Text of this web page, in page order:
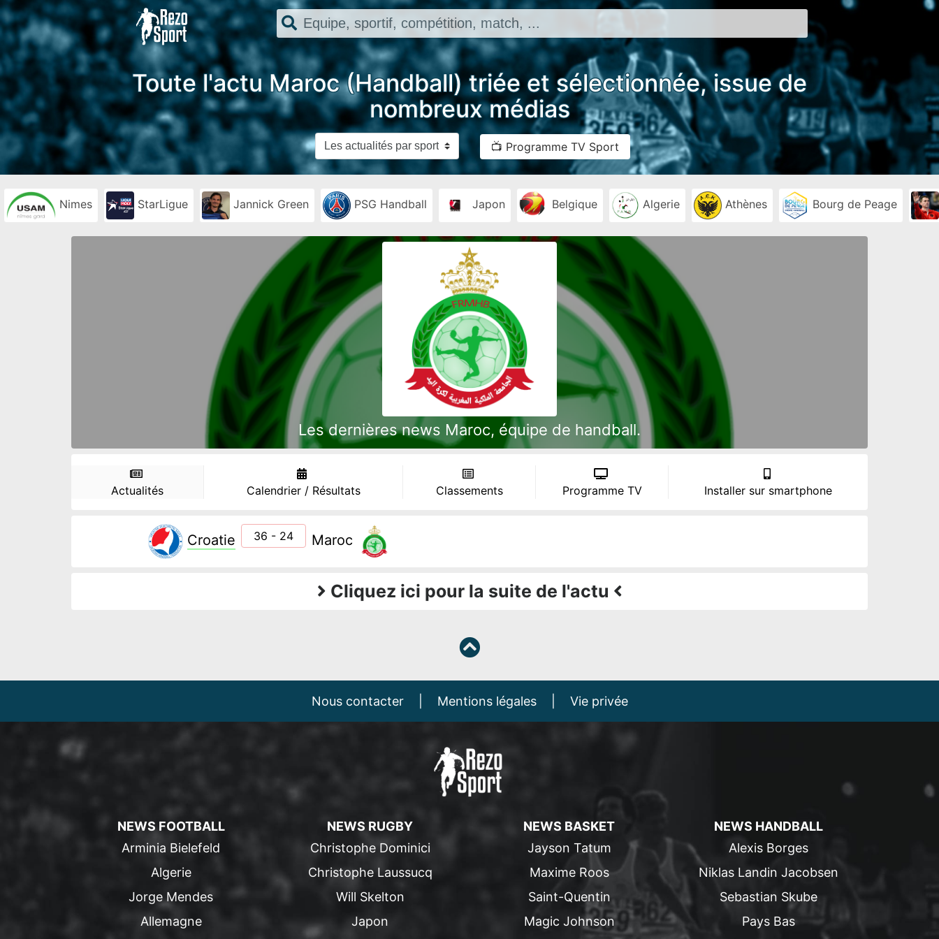
Toute l'actu Maroc (Handball) triée et sélectionnée, issue de
nombreux médias
📺 Programme TV Sport
Nimes StarLigue Jannick Green PSG Handball Japon Belgique Algerie Athènes Bourg de Peage
Les dernières news Maroc, équipe de handball.
Actualités Calendrier / Résultats Classements Programme TV Installer sur smartphone
Croatie 36 - 24 Maroc
Cliquez ici pour la suite de l'actu
Nous contacter Mentions légales Vie privée
NEWS FOOTBALL
Arminia Bielefeld
Algerie
Jorge Mendes
Allemagne
NEWS RUGBY
Christophe Dominici
Christophe Laussucq
Will Skelton
Japon
NEWS BASKET
Jayson Tatum
Maxime Roos
Saint-Quentin
Magic Johnson
NEWS HANDBALL
Alexis Borges
Niklas Landin Jacobsen
Sebastian Skube
Pays Bas